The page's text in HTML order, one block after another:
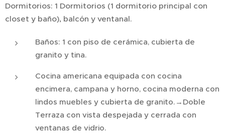
Dormitorios: 1 Dormitorios (1 dormitorio principal con
closet y baño), balcón y ventanal.
Baños: 1 con piso de cerámica, cubierta de
granito y tina.
Cocina americana equipada con cocina
encimera, campana y horno, cocina moderna con
lindos muebles y cubierta de granito.→Doble
Terraza con vista despejada y cerrada con
ventanas de vidrio.